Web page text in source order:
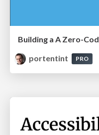
Building a A Zero-
portentint
PRO